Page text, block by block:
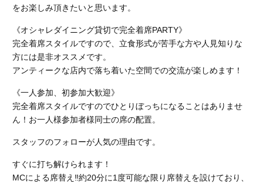
をお楽しみ頂きたいと思います。
《オシャレダイニング貸切で完全着席PARTY》
完全着席スタイルですので、立食形式が苦手な方や人見知りな
方には是非オススメです。
アンティークな店内で落ち着いた空間での交流が楽しめます！
《一人参加、初参加大歓迎》
完全着席スタイルですのでひとりぼっちになることはありませ
ん！お一人様参加者様同士の席の配置。
スタッフのフォローが人気の理由です。
すぐに打ち解けられます！
MCによる席替え‼︎約20分に1度可能な限り席替えを設けており、